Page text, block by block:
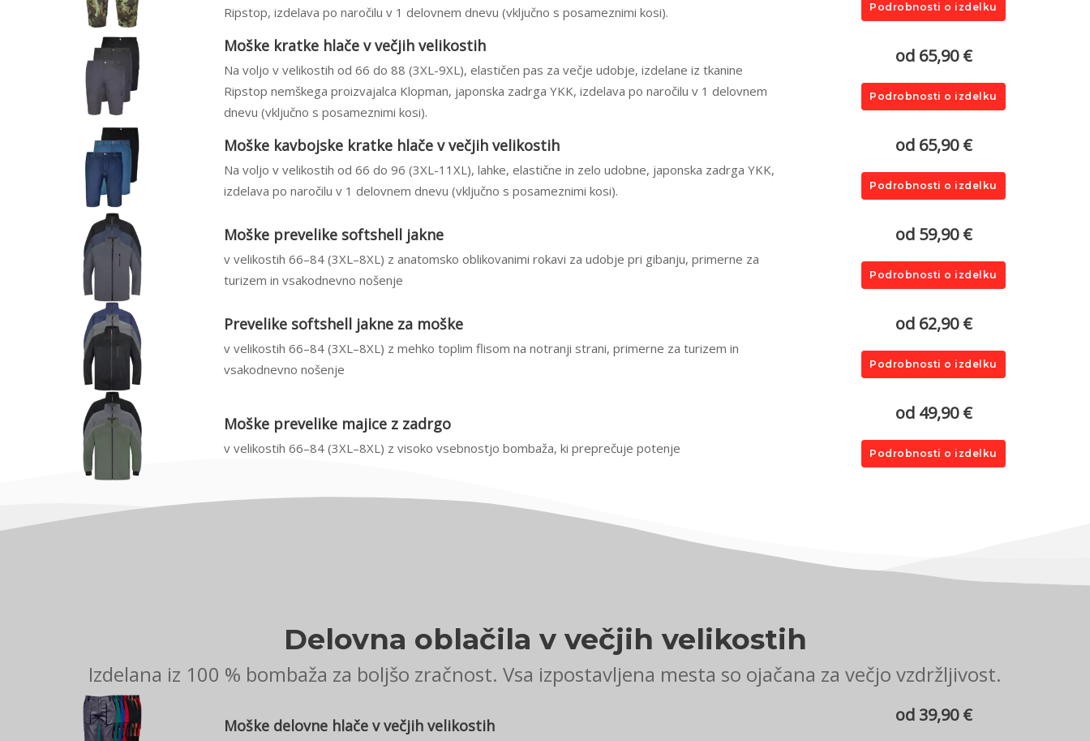
Ripstop, izdelava po naročilu v 1 delovnem dnevu (vključno s posameznimi kosi).
Podrobnosti o izdelku
Moške kratke hlače v večjih velikostih
Na voljo v velikostih od 66 do 88 (3XL-9XL), elastičen pas za večje udobje, izdelane iz tkanine
Ripstop nemškega proizvajalca Klopman, japonska zadrga YKK, izdelava po naročilu v 1 delovnem
dnevu (vključno s posameznimi kosi).
od 65,90 €
Podrobnosti o izdelku
Moške kavbojske kratke hlače v večjih velikostih
Na voljo v velikostih od 66 do 96 (3XL-11XL), lahke, elastične in zelo udobne, japonska zadrga YKK,
izdelava po naročilu v 1 delovnem dnevu (vključno s posameznimi kosi).
od 65,90 €
Podrobnosti o izdelku
Moške prevelike softshell jakne
v velikostih 66–84 (3XL–8XL) z anatomsko oblikovanimi rokavi za udobje pri gibanju, primerne za
turizem in vsakodnevno nošenje
od 59,90 €
Podrobnosti o izdelku
Prevelike softshell jakne za moške
v velikostih 66–84 (3XL–8XL) z mehko toplim flisom na notranji strani, primerne za turizem in
vsakodnevno nošenje
od 62,90 €
Podrobnosti o izdelku
Moške prevelike majice z zadrgo
v velikostih 66–84 (3XL–8XL) z visoko vsebnostjo bombaža, ki preprečuje potenje
od 49,90 €
Podrobnosti o izdelku
Delovna oblačila v večjih velikostih
Izdelana iz 100 % bombaža za boljšo zračnost. Vsa izpostavljena mesta so ojačana za večjo vzdržljivost.
Moške delovne hlače v večjih velikostih od 39,90 €